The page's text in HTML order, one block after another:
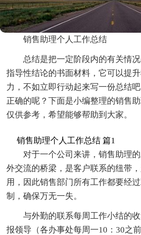
销售助理个人工作总结
总结是把一定阶段内的有关情
指导性结论的书面材料，它可以提
力，不如立即行动起来写一份总结
正确的呢？下面是小编整理的销售
仅供参考，希望能够帮助到大家。
销售助理个人工作总结 篇1
对于一个公司来讲，销售助理
外交流的桥梁，是客户联系的纽带
用，因此销售部门所有工作都要经
制，确保万无一失。
与外勤的联系每周工作小结的
报领导（各办事处每周一10：30之